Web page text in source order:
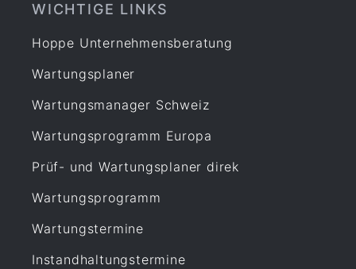
WICHTIGE LINKS
Hoppe Unternehmensberatung
Wartungsplaner
Wartungsmanager Schweiz
Wartungsprogramm Europa
Prüf- und Wartungsplaner direk
Wartungsprogramm
Wartungstermine
Instandhaltungstermine